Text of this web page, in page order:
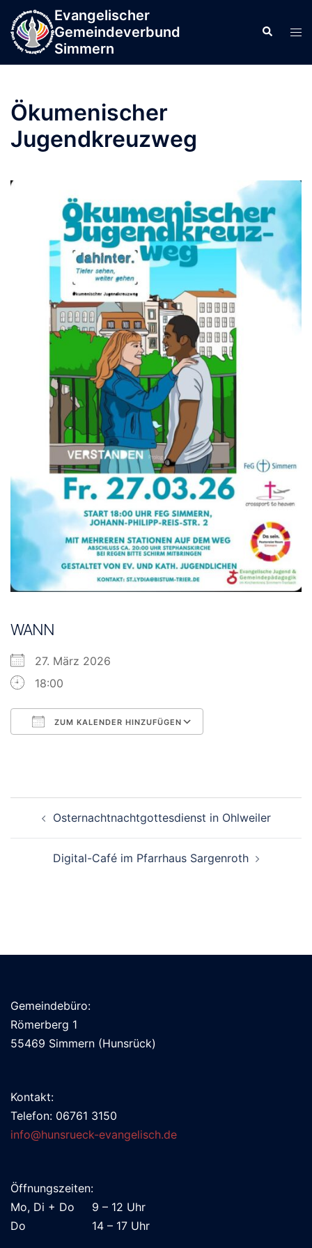
springen
Inhalt
springen
Evangelischer
Gemeindeverbund
Simmern
Suche
Ökumenischer
Jugendkreuzweg
WANN
27. März 2026
18:00
ZUM KALENDER HINZUFÜGEN
Osternachtnachtgottesdienst in Ohlweiler
Digital-Café im Pfarrhaus Sargenroth
Gemeindebüro:
Römerberg 1
55469 Simmern (Hunsrück)
Kontakt:
Telefon: 06761 3150
info@hunsrueck-evangelisch.de
Öffnungszeiten:
Mo, Di + Do 9 – 12 Uhr
Do 14 – 17 Uhr